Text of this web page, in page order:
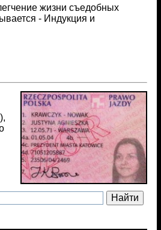
жизни съедобных
- Индукция и